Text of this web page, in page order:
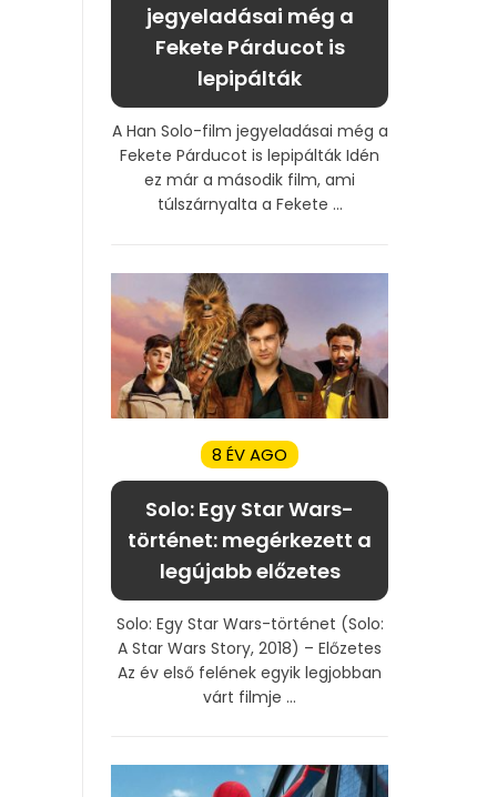
jegyeladásai még a
Fekete Párducot is
lepipálták
A Han Solo-film jegyeladásai még a
Fekete Párducot is lepipálták Idén
ez már a második film, ami
túlszárnyalta a Fekete ...
8 ÉV AGO
Solo: Egy Star Wars-
történet: megérkezett a
legújabb előzetes
Solo: Egy Star Wars-történet (Solo:
A Star Wars Story, 2018) – Előzetes
Az év első felének egyik legjobban
várt filmje ...